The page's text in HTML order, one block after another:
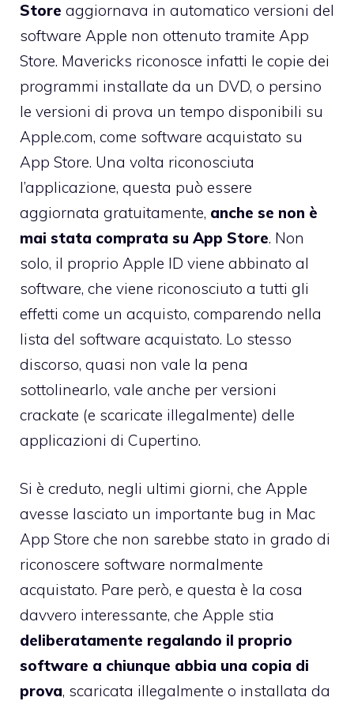
Store aggiornava in automatico versioni del
software Apple non ottenuto tramite App
Store. Mavericks riconosce infatti le copie dei
programmi installate da un DVD, o persino
le versioni di prova un tempo disponibili su
Apple.com, come software acquistato su
App Store. Una volta riconosciuta
l’applicazione, questa può essere
aggiornata gratuitamente, anche se non è
mai stata comprata su App Store. Non
solo, il proprio Apple ID viene abbinato al
software, che viene riconosciuto a tutti gli
effetti come un acquisto, comparendo nella
lista del software acquistato. Lo stesso
discorso, quasi non vale la pena
sottolinearlo, vale anche per versioni
crackate (e scaricate illegalmente) delle
applicazioni di Cupertino.
Si è creduto, negli ultimi giorni, che Apple
avesse lasciato un importante bug in Mac
App Store che non sarebbe stato in grado di
riconoscere software normalmente
acquistato. Pare però, e questa è la cosa
davvero interessante, che Apple stia
deliberatamente regalando il proprio
software a chiunque abbia una copia di
prova, scaricata illegalmente o installata da